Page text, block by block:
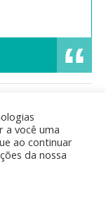
,animais
,bíblia
bíblica,
,Enoque
bíblica
a você uma
ao continuar
da nossa